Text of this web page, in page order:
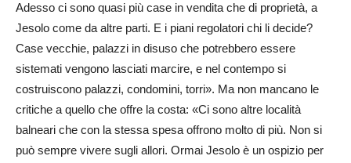
Adesso ci sono quasi più case in vendita che di proprietà, a
Jesolo come da altre parti. E i piani regolatori chi li decide?
Case vecchie, palazzi in disuso che potrebbero essere
sistemati vengono lasciati marcire, e nel contempo ­si
costruiscono pa­lazzi, condomini, torri». Ma non mancano le
critiche a quello che offre la costa: «Ci sono altre località
balneari che con la stessa spesa offrono molto di più. Non si
può sempre vivere sugli allori. Ormai Jesolo è un ospizio per